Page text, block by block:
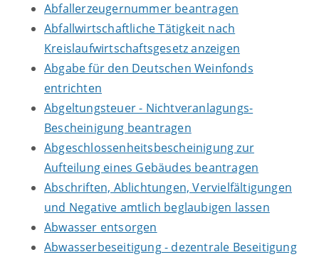
Abfallerzeugernummer beantragen
Abfallwirtschaftliche Tätigkeit nach
Kreislaufwirtschaftsgesetz anzeigen
Abgabe für den Deutschen Weinfonds
entrichten
Abgeltungsteuer - Nichtveranlagungs-
Bescheinigung beantragen
Abgeschlossenheitsbescheinigung zur
Aufteilung eines Gebäudes beantragen
Abschriften, Ablichtungen, Vervielfältigungen
und Negative amtlich beglaubigen lassen
Abwasser entsorgen
Abwasserbeseitigung - dezentrale Beseitigung